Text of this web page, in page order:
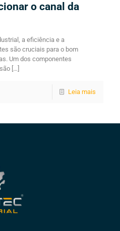
o canal da
a eficiência e a
são cruciais para o bom
Um dos componentes
[…]
Leia mais